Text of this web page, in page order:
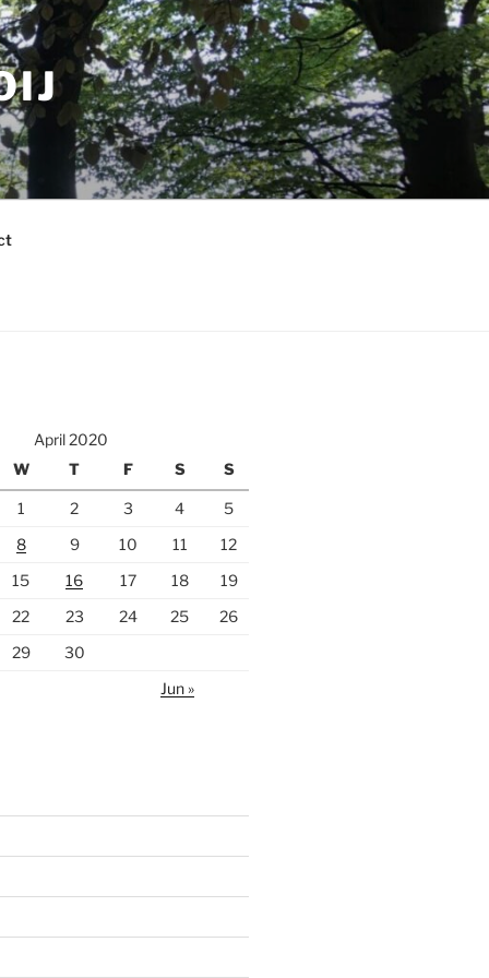
April 2020
W T F S S
1 2 3 4
5
8 9 10 11
12
15 16 17 18
19
22 23 24 25
26
29
30
Jun »